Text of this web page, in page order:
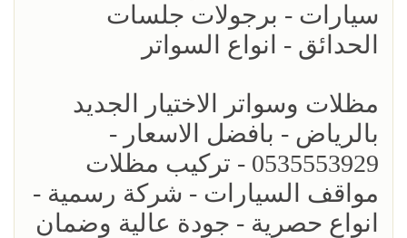
سيارات - برجولات جلسات
الحدائق - انواع السواتر
مظلات وسواتر الاختيار الجديد
بالرياض - بافضل الاسعار -
0535553929 - تركيب مظلات
مواقف السيارات - شركة رسمية -
انواع حصرية - جودة عالية وضمان